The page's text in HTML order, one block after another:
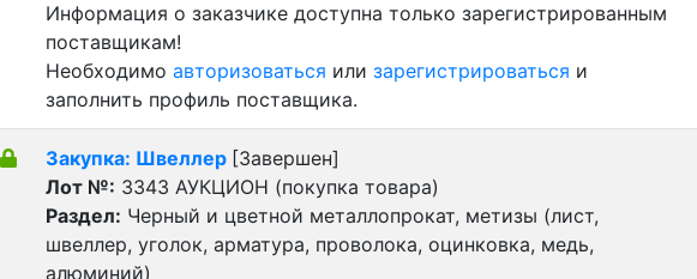
Информация о заказчике доступна только зарегистрированным
поставщикам!
Необходимо авторизоваться или зарегистрироваться и
заполнить профиль поставщика.
Закупка: Швеллер [Завершен]
Лот №: 3343 АУКЦИОН (покупка товара)
Раздел: Черный и цветной металлопрокат, метизы (лист,
швеллер, уголок, арматура, проволока, оцинковка, медь,
алюминий)